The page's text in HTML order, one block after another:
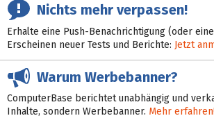
Nichts mehr verpassen!
Erhalte eine Push-Benachrichtigung (oder
Erscheinen neuer Tests und Berichte: Jetzt
Warum Werbebanner?
ComputerBase berichtet unabhängig und
Inhalte, sondern Werbebanner. Mehr erfahren!